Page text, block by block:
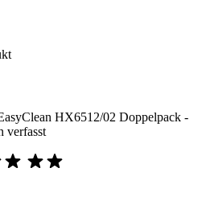
HX6512/02 Doppelpack -
verfasst